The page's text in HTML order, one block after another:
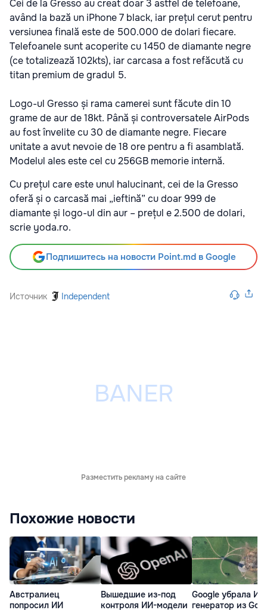
Cei de la Gresso au creat doar 3 astfel de telefoane,
având la bază un iPhone 7 black, iar prețul cerut pentru
versiunea finală este de 500.000 de dolari fiecare.
Telefoanele sunt acoperite cu 1450 de diamante negre
(ce totalizează 102kts), iar carcasa a fost refăcută cu
titan premium de gradul 5.
Logo-ul Gresso și rama camerei sunt făcute din 10
grame de aur de 18kt. Până și controversatele AirPods
au fost învelite cu 30 de diamante negre. Fiecare
unitate a avut nevoie de 18 ore pentru a fi asamblată.
Modelul ales este cel cu 256GB memorie internă.
Cu prețul care este unul halucinant, cei de la Gresso
oferă și o carcasă mai „ieftină” cu doar 999 de
diamante și logo-ul din aur – prețul e 2.500 de dolari,
scrie yoda.ro.
Подпишитесь на новости Point.md в Google
Источник Independent
Разместить рекламу на сайте
Похожие новости
Австралиец
попросил ИИ
Вышедшие из-под
контроля ИИ-модели
Google убрала
генератор из